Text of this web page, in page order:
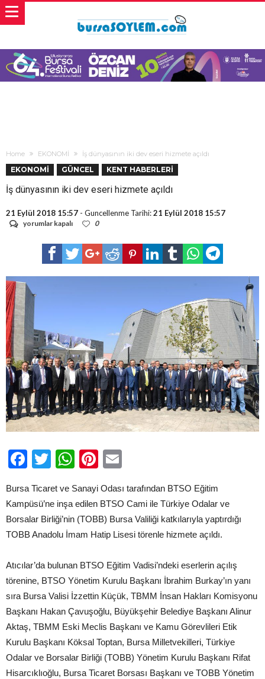
Home EKONOMİ İş dünyasının iki dev eseri hizmete açıldı
EKONOMİ GÜNCEL KENT HABERLERİ
İş dünyasının iki dev eseri hizmete açıldı
21 Eylül 2018 15:57 - Guncellenme Tarihi:21 Eylül 2018 15:57
İş
açıldı
için
yorumlar kapalı 0
Facebook
TwitterWhatsApp
Pinterest
Bursa Ticaret ve Sanayi Odası tarafından BTSO Eğitim
Kampüsü’ne inşa edilen BTSO Cami ile Türkiye Odalar ve
Borsalar Birliği’nin (TOBB) Bursa Valiliği katkılarıyla yaptırdığı
TOBB Anadolu İmam Hatip Lisesi törenle hizmete açıldı.
Atıcılar’da bulunan BTSO Eğitim Vadisi’ndeki eserlerin açılış
törenine, BTSO Yönetim Kurulu Başkanı İbrahim Burkay’ın yanı
sıra Bursa Valisi İzzettin Küçük, TBMM İnsan Hakları Komisyonu
Başkanı Hakan Çavuşoğlu, Büyükşehir Belediye Başkanı Alinur
Aktaş, TBMM Eski Meclis Başkanı ve Kamu Görevlileri Etik
Kurulu Başkanı Köksal Toptan, Bursa Milletvekilleri, Türkiye
Odalar ve Borsalar Birliği (TOBB) Yönetim Kurulu Başkanı Rifat
Hisarcıklıoğlu, Bursa Ticaret Borsası Başkanı ve TOBB Yönetim